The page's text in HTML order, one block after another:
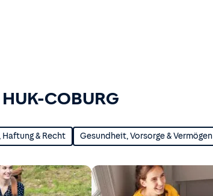
COBURG
Haftung & Recht Gesundheit, Vorsorge & Vermögen